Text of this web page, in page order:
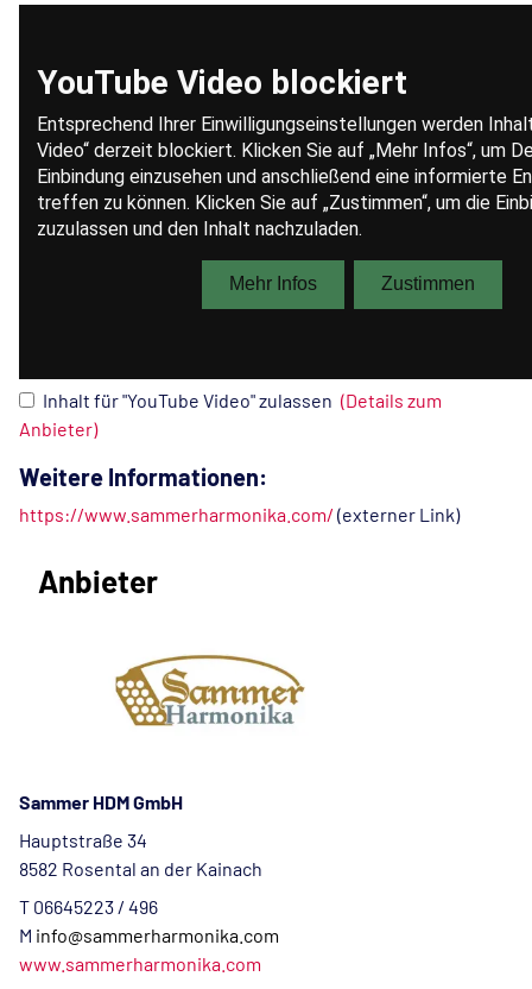
Inhalt für "YouTube Video" zulassen (Details zum
Anbieter)
Weitere Informationen:
https://www.sammerharmonika.com/ (externer Link)
Anbieter
Sammer HDM GmbH
Hauptstraße 34
8582 Rosental an der Kainach
T 06645223 / 496
M info@sammerharmonika.com
www.sammerharmonika.com